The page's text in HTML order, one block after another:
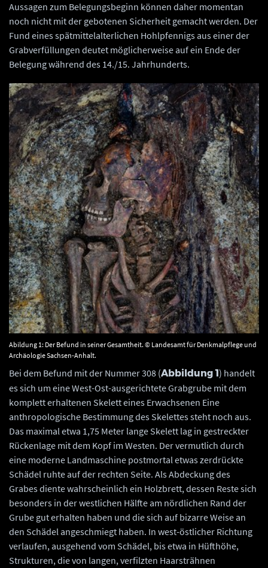
Aussagen zum Belegungsbeginn können daher momentan
noch nicht mit der gebotenen Sicherheit gemacht werden. Der
Fund eines spätmittelalterlichen Hohlpfennigs aus einer der
Grabverfüllungen deutet möglicherweise auf ein Ende der
Belegung während des 14./15. Jahrhunderts.
Abildung 1: Der Befund in seiner Gesamtheit. © Landesamt für Denkmalpflege und
Archäologie Sachsen-Anhalt.
Bei dem Befund mit der Nummer 308 (Abbildung 1 ) handelt
es sich um eine West-Ost-ausgerichtete Grabgrube mit dem
komplett erhaltenen Skelett eines Erwachsenen Eine
anthropologische Bestimmung des Skelettes steht noch aus.
Das maximal etwa 1,75 Meter lange Skelett lag in gestreckter
Rückenlage mit dem Kopf im Westen. Der vermutlich durch
eine moderne Landmaschine postmortal etwas zerdrückte
Schädel ruhte auf der rechten Seite. Als Abdeckung des
Grabes diente wahrscheinlich ein Holzbrett, dessen Reste sich
besonders in der westlichen Hälfte am nördlichen Rand der
Grube gut erhalten haben und die sich auf bizarre Weise an
den Schädel angeschmiegt haben. In west-östlicher Richtung
verlaufen, ausgehend vom Schädel, bis etwa in Hüfthöhe,
Strukturen, die von langen, verfilzten Haarsträhnen